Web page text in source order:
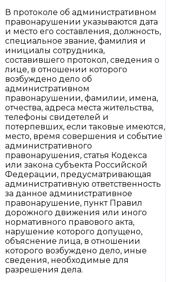
В протоколе об административном
правонарушении указываются дата
и место его составления, должность,
специальное звание, фамилия и
инициалы сотрудника,
составившего протокол, сведения о
лице, в отношении которого
возбуждено дело об
административном
правонарушении, фамилии, имена,
отчества, адреса места жительства,
телефоны свидетелей и
потерпевших, если таковые имеются,
место, время совершения и событие
административного
правонарушения, статья Кодекса
или закона субъекта Российской
Федерации, предусматривающая
административную ответственность
за данное административное
правонарушение, пункт Правил
дорожного движения или иного
нормативного правового акта,
нарушение которого допущено,
объяснение лица, в отношении
которого возбуждено дело, иные
сведения, необходимые для
разрешения дела.